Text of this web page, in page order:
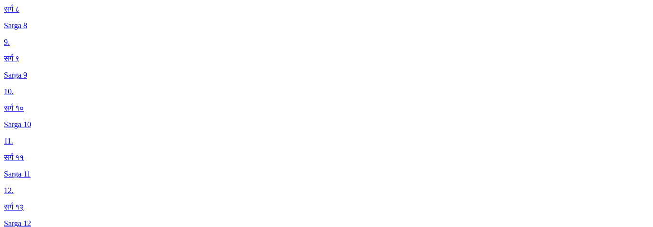
सर्ग ८
Sarga 8
9.
सर्ग ९
Sarga 9
10.
सर्ग १०
Sarga 10
11.
सर्ग ११
Sarga 11
12.
सर्ग १२
Sarga 12